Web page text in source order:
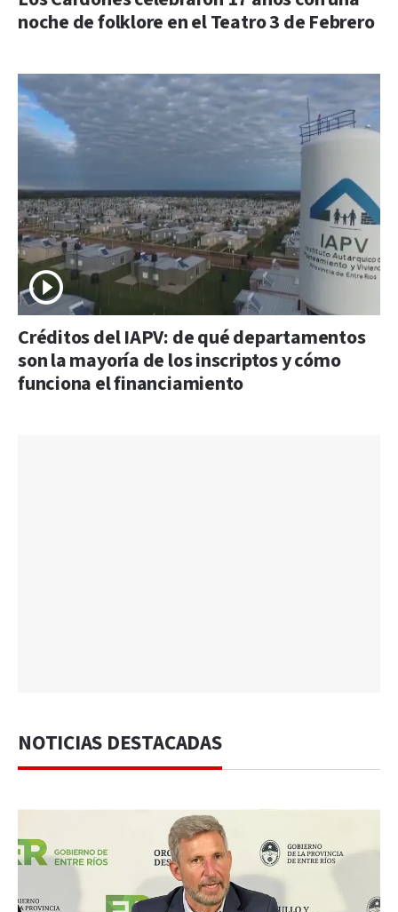
noche de folklore en el Teatro 3 de Febrero
Créditos del IAPV: de qué departamentos
son la mayoría de los inscriptos y cómo
funciona el financiamiento
NOTICIAS DESTACADAS